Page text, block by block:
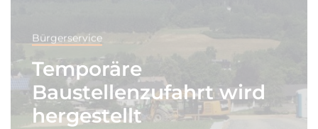
Bürgerservice
Temporäre
Baustellenzufahrt wird
hergestellt